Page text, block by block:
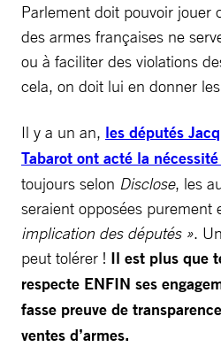
Parlement doit pouvoir jouer
des armes françaises ne
ou à faciliter des violations
cela, on doit lui en donner
Il y a un an, les députés
Tabarot ont acté la
toujours selon Disclose, les
seraient opposées purement
implication des députés ».
peut tolérer ! Il est plus que
respecte ENFIN ses
fasse preuve de
ventes d’armes.